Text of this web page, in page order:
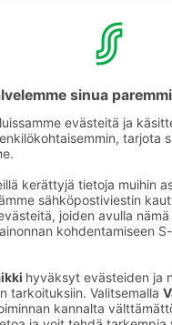
kil­pai­lusta:
hyvin
ja
huo­lella teh­tyjä.
mutta ilmei­sesti
tie
Mur­rosta